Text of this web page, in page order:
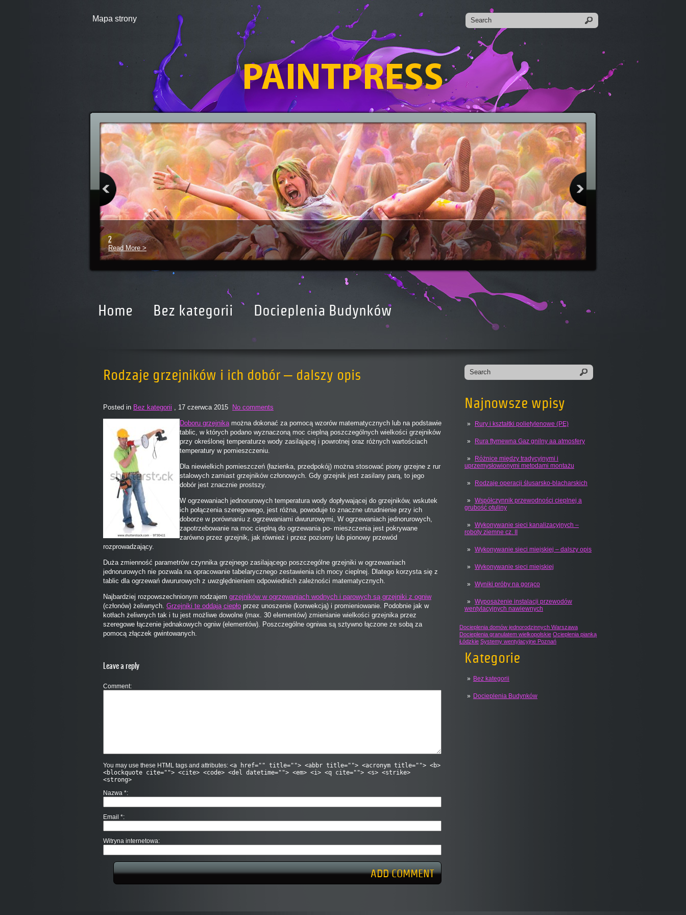
Mapa strony
2
Read More >
Home Bez kategorii Docieplenia Budynków
Najnowsze wpisy
Rury i kształtki polietylenowe (PE)
Rura ftymewna Gaz gnilny aa atmosfery
Różnice między tradycyjnymi i
uprzemysłowionymi metodami montażu
Rodzaje operacji ślusarsko-blacharskich
Współczynnik przewodności cieplnej a
grubość otuliny
Wykonywanie sieci kanalizacyjnych –
roboty ziemne cz. II
Wykonywanie sieci miejskiej – dalszy opis
Wykonywanie sieci miejskiej
Wyniki próby na gorąco
Wyposażenie instalacji przewodów
wentylacyjnych nawiewnych
Docieplenia domów jednorodzinnych Warszawa
Docieplenia granulatem wielkopolskie Ocieplenia pianką
Łódzkie Systemy wentylacyjne Poznań
Kategorie
Bez kategorii
Docieplenia Budynków
Rodzaje grzejników i ich dobór – dalszy opis
Posted in Bez kategorii , 17 czerwca 2015 No comments
Doboru grzejnikamożna dokonać za pomocą wzorów matematycznych lub na podstawie
tablic, w których podano wyznaczoną moc cieplną poszczególnych wielkości grzejników
przy określonej temperaturze wody zasilającej i powrotnej oraz różnych wartościach
temperatury w pomieszczeniu.
Dla niewielkich pomieszczeń (łazienka, przedpokój) można stosować piony grzejne z rur
stalowych zamiast grzejników członowych. Gdy grzejnik jest zasilany parą, to jego
dobór jest znacznie prostszy.
W ogrzewaniach jednorurowych temperatura wody dopływającej do grzejników, wskutek
ich połączenia szeregowego, jest różna, powoduje to znaczne utrudnienie przy ich
doborze w porównaniu z ogrzewaniami dwururowymi, W ogrzewaniach jednorurowych,
zapotrzebowanie na moc cieplną do ogrzewania po- mieszczenia jest pokrywane
zarówno przez grzejnik, jak również i przez poziomy lub pionowy przewód
rozprowadzający.
Duża zmienność parametrów czynnika grzejnego zasilającego poszczególne grzejniki w ogrzewaniach
jednorurowych nie pozwala na opracowanie tabelarycznego zestawienia ich mocy cieplnej. Dlatego korzysta się z
tablic dla ogrzewań dwururowych z uwzględnieniem odpowiednich zależności matematycznych.
Najbardziej rozpowszechnionym rodzajem grzejników w ogrzewaniach wodnych i parowych są grzejniki z ogniw
(członów) żeliwnych. Grzejniki te oddają ciepło przez unoszenie (konwekcją) i promieniowanie. Podobnie jak w
kotłach żeliwnych tak i tu jest możliwe dowolne (max. 30 elementów) zmienianie wielkości grzejnika przez
szeregowe łączenie jednakowych ogniw (elementów). Poszczególne ogniwa są sztywno łączone ze sobą za
pomocą złączek gwintowanych.
Leave a reply
Comment
You may use these HTML tags and attributes: <a href="" title=""> <abbr title=""> <acronym title=""> <b>
<blockquote cite=""> <cite> <code> <del datetime=""> <em> <i> <q cite=""> <s> <strike>
<strong>
Nazwa *
Email *
Witryna internetowa